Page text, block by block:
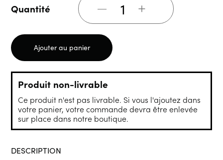
Quantité +
Ajouter au panier
Produit non-livrable
Ce produit n'est pas livrable. Si vous l'ajoutez dans
votre panier, votre commande devra être enlevée
sur place dans notre boutique.
DESCRIPTION